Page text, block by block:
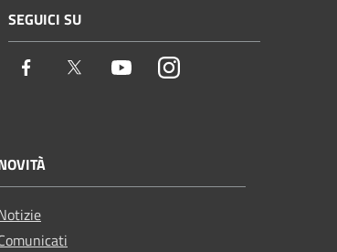
SEGUICI SU
Facebook Twitter YoutubeInstagram